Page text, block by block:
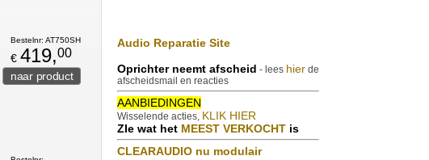
Bestelnr: AT750SH
€ 419,00
Audio Reparatie Site
Oprichter neemt afscheid - lees hier de
afscheidsmail en reacties
AANBIEDINGEN
Wisselende acties, KLIK HIER
ZIe wat het MEEST VERKOCHT is
CLEARAUDIO nu modulair